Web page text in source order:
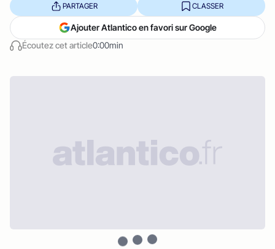
Écoutez cet article0:00min
PARTAGER CLASSER
Ajouter Atlantico en favori sur Google